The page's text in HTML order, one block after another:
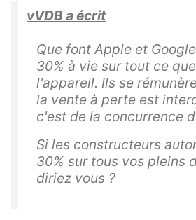
vVDB a écrit
Que font Apple et
30% à vie sur tout ce
l'appareil. Ils se
la vente à perte est
c'est de la concurrence
Si les constructeurs
30% sur tous vos pleins
diriez vous ?